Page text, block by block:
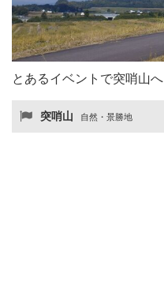
とあるイベントで突哨山へ
突哨山 自然・景勝地